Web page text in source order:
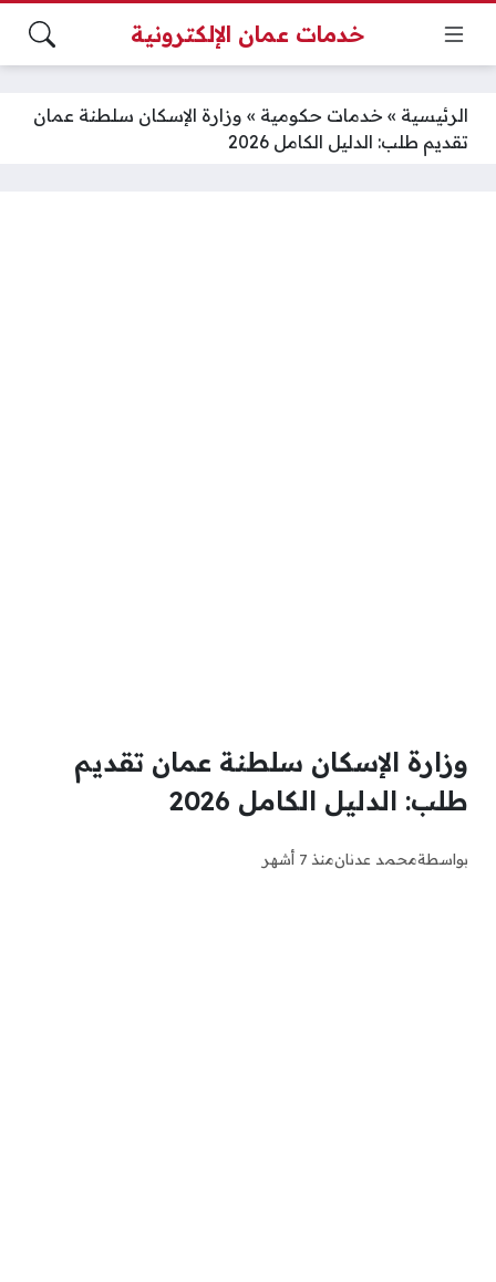
خدمات عمان الإلكترونية
الرئيسية » خدمات حكومية » وزارة الإسكان سلطنة عمان
تقديم طلب: الدليل الكامل 2026
وزارة الإسكان سلطنة عمان تقديم
طلب: الدليل الكامل 2026
بواسطةمحمد عدنانمنذ 7 أشهر